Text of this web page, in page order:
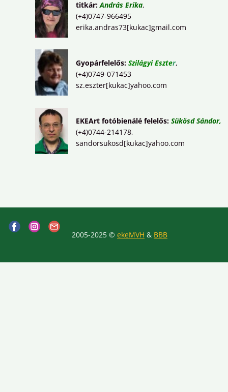
titkár: András Erika,
(+4)0747-966495
erika.andras73[kukac]gmail.com
Gyopárfelelős: Szilágyi Eszter,
(+4)0749-071453
sz.eszter[kukac]yahoo.com
EKEArt fotóbienálé felelős: Sükösd Sándor,
(+4)0744-214178,
sandorsukosd[kukac]yahoo.com
2005-2025 © ekeMVH & BBB